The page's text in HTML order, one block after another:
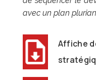
avec un plan
Affiche